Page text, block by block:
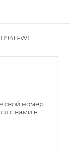
WL
свой номер
с вами в